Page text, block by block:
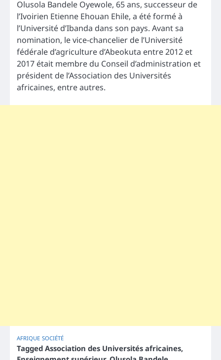
Olusola Bandele Oyewole, 65 ans, successeur de
l’Ivoirien Etienne Ehouan Ehile, a été formé à
l’Université d’Ibanda dans son pays. Avant sa
nomination, le vice-chancelier de l’Université
fédérale d’agriculture d’Abeokuta entre 2012 et
2017 était membre du Conseil d’administration et
président de l’Association des Universités
africaines, entre autres.
AFRIQUE SOCIÉTÉ
Tagged Association des Universités africaines,